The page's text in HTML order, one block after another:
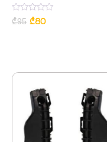
Rated
0
₾95 ₾80